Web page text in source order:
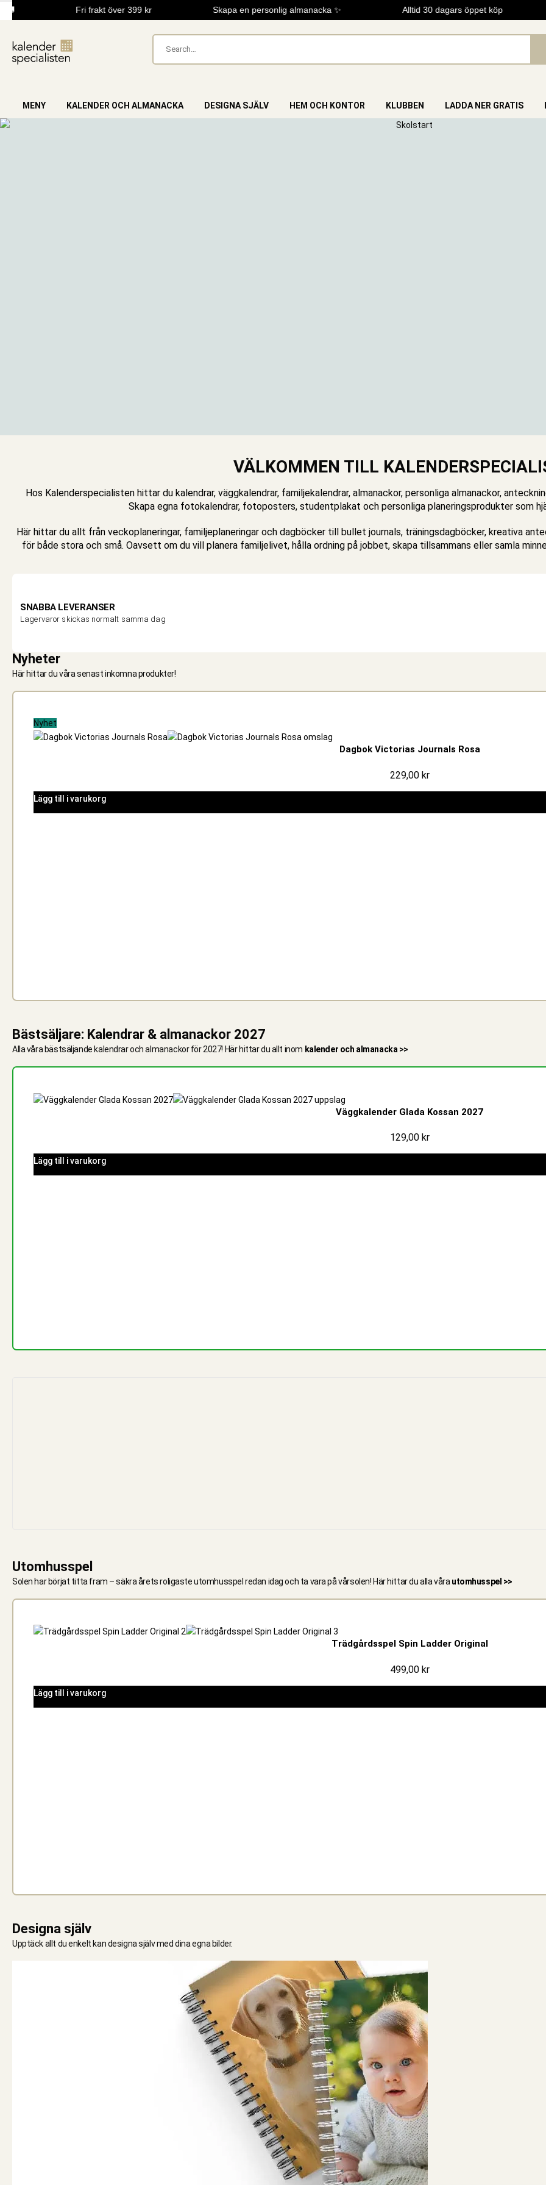
Fri frakt över 399 kr Skapa en personlig almanacka ✨ Alltid 30 dagars öppet köp
MENY KALENDER OCH ALMANACKA DESIGNA SJÄLV HEM OCH KONTOR KLUBBEN LADDA NER GRATIS
VÄLKOMMEN TILL
Hos Kalenderspecialisten hittar du kalendrar, väggkalendrar, familjekalendrar, almanackor, personliga almanackor,
Skapa egna fotokalendrar, fotoposters, studentplakat och personliga planeringsprodukter som
Här hittar du allt från veckoplaneringar, familjeplaneringar och dagböcker till bullet journals, träningsdagböcker, kreativa
för både stora och små. Oavsett om du vill planera familjelivet, hålla ordning på jobbet, skapa tillsammans eller samla
SNABBA LEVERANSER
Lagervaror skickas normalt samma dag
Nyheter
Här hittar du våra senast inkomna produkter!
Nyhet
Dagbok Victorias Journals Rosa
229,00 kr
Lägg till i varukorg
Bästsäljare: Kalendrar & almanackor 2027
Alla våra bästsäljande kalendrar och almanackor för 2027! Här hittar du allt inom kalender och almanacka >>
Väggkalender Glada Kossan 2027
129,00 kr
Lägg till i varukorg
Utomhusspel
Solen har börjat titta fram – säkra årets roligaste utomhusspel redan idag och ta vara på vårsolen! Här hittar du alla våra utomhusspel >>
Trädgårdsspel Spin Ladder Original
499,00 kr
Lägg till i varukorg
Designa själv
Upptäck allt du enkelt kan designa själv med dina egna bilder.